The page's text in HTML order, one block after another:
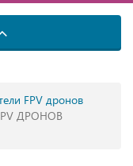
FPV дронов
ДРОНОВ